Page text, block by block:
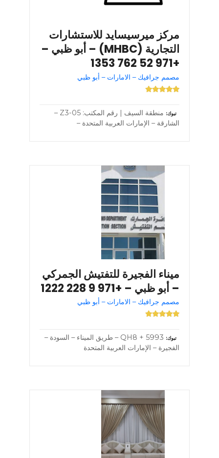
مركز ميرسيسايد للاستشارات
التجارية (MHBC) – أبو ظبي –
+971 52 762 1353
مصمم جرافيك – الامارات – أبو ظبي
تبوك
منطقة السيف | رقم المكتب: Z3-05 –
الشارقة – الإمارات العربية المتحدة –
ميناء الفجيرة للتفتيش الجمركي
– أبو ظبي – +971 9 228 1222
مصمم جرافيك – الامارات – أبو ظبي
تبوك
5993 + QH8 – طريق الميناء – السودة –
الفجيرة – الإمارات العربية المتحدة